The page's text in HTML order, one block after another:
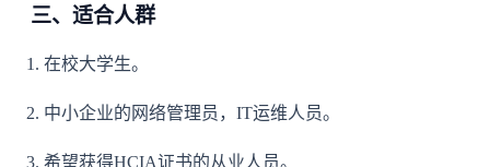
三、适合人群
1. 在校大学生。
2. 中小企业的网络管理员，IT运维人员。
3. 希望获得HCIA证书的从业人员。